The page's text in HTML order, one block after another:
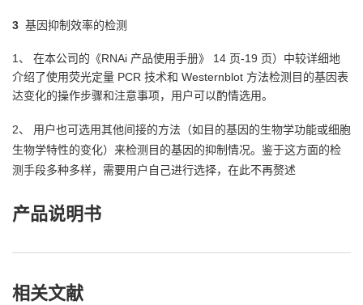
3 基因抑制效率的检测
1、 在本公司的《RNAi 产品使用手册》 14 页-19 页）中较详细地
介绍了使用荧光定量 PCR 技术和 Westernblot 方法检测目的基因表
达变化的操作步骤和注意事项，用户可以酌情选用。
2、 用户也可选用其他间接的方法（如目的基因的生物学功能或细胞
生物学特性的变化）来检测目的基因的抑制情况。鉴于这方面的检
测手段多种多样，需要用户自己进行选择，在此不再赘述
产品说明书
相关文献